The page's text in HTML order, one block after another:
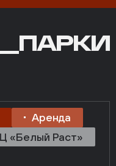
__ПАРКИ
Аренда
«Белый Раст»